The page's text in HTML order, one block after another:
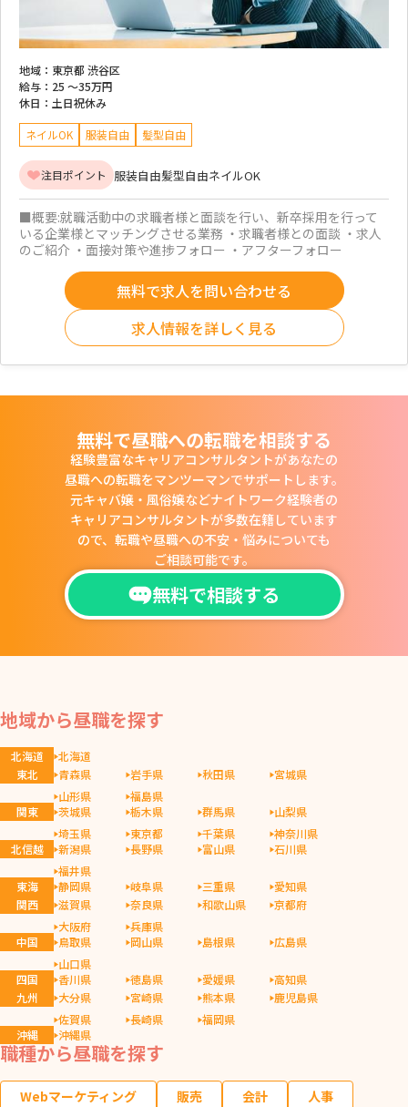
地域： 東京都 渋谷区
給与： 25 ～35万円
休日： 土日祝休み
ネイルOK 服装自由 髪型自由
注目ポイント 服装自由髪型自由ネイルOK
■概要:就職活動中の求職者様と面談を行い、新卒採用を行って
いる企業様とマッチングさせる業務 ・求職者様との面談 ・求人
のご紹介 ・面接対策や進捗フォロー ・アフターフォロー
無料で求人を問い合わせる
求人情報を詳しく見る
無料で昼職への転職を相談する
経験豊富なキャリアコンサルタントがあなたの
昼職への転職をマンツーマンでサポートします。
元キャバ嬢・風俗嬢などナイトワーク経験者の
キャリアコンサルタントが多数在籍しています
ので、 転職や昼職への不安・悩みについても
ご相談可能です。
無料で相談する
地域から昼職を探す
北海道
北海道
東北
青森県 岩手県 秋田県
宮城県
山形県
福島県
関東
茨城県 栃木県 群馬県
山梨県
埼玉県
東京都 千葉県
神奈川県
北信越
新潟県 長野県 富山県
石川県
福井県
東海
静岡県 岐阜県 三重県
愛知県
関西
滋賀県 奈良県 和歌山県
京都府
大阪府
兵庫県
中国
鳥取県 岡山県 島根県
広島県
山口県
四国
香川県 徳島県 愛媛県
高知県
九州
大分県 宮崎県 熊本県
鹿児島県
佐賀県
長崎県
福岡県
沖縄
沖縄県
職種から昼職を探す
Webマーケティング 販売 会計
人事